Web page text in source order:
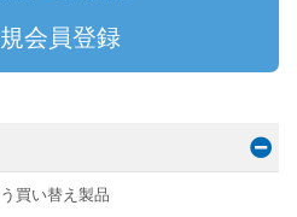
会員登録
買い替え製品